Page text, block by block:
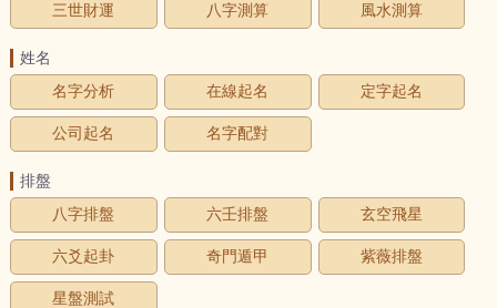
三世財運 八字測算 風水測算
姓名
名字分析
在線起名 定字起名
公司起名 名字配對
排盤
八字排盤
六壬排盤 玄空飛星
六爻起卦 奇門遁甲 紫薇排盤
星盤測試